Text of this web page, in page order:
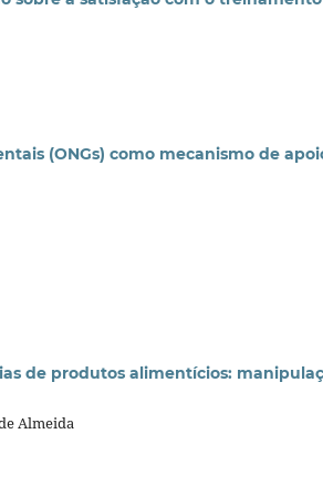
(ONGs) como mecanismo de
de produtos alimentícios:
Almeida